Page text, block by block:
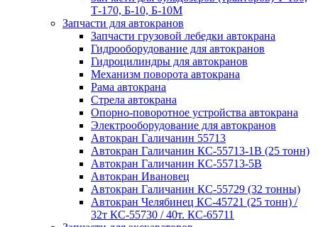
Т-170, Б-10, Б-10М
Запчасти для автокранов
Запчасти грузовой лебедки автокрана
Гидрооборудование для автокранов
Гидроцилиндры для автокранов
Механизм поворота автокрана
Рама автокрана
Стрела автокрана
Опорно-поворотное устройства автокрана
Электрооборудование для автокранов
Автокран Галичанин 55713
Автокран Галичанин КС-55713-1В (25 тонн)
Автокран Галичанин КС-55713-5В
Автокран Ивановец
Автокран Галичанин КС-55729 (32 тонны)
Автокран Челябинец КС-45721 (25 тонн) /
32т КС-55730 / 40т. КС-65711